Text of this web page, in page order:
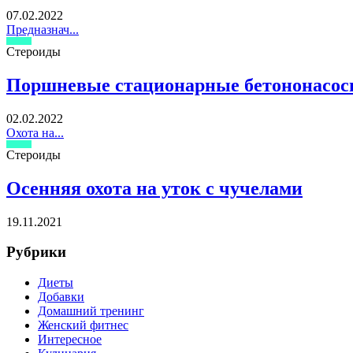
07.02.2022
Предназнач...
Стероиды
Поршневые стационарные
02.02.2022
Охота на...
Стероиды
Осенняя охота на уток с чучелами
19.11.2021
Рубрики
Диеты
Добавки
Домашний тренинг
Женский фитнес
Интересное